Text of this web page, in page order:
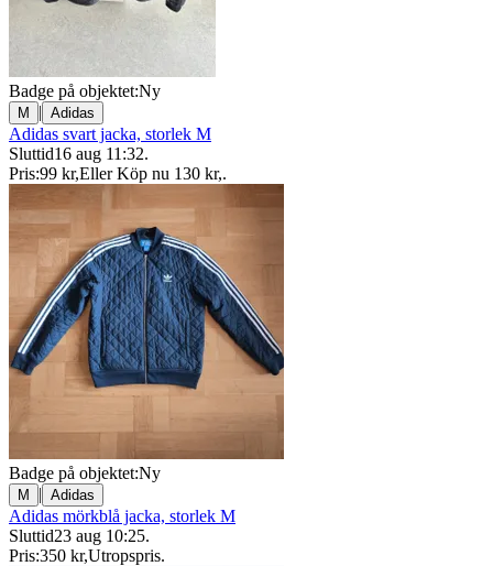
Badge på objektet:Ny
M | Adidas
Adidas svart jacka, storlek M
Sluttid16 aug 11:32.
Pris:99 kr,Eller Köp nu 130 kr,.
Badge på objektet:Ny
M | Adidas
Adidas mörkblå jacka, storlek M
Sluttid23 aug 10:25.
Pris:350 kr,Utropspris.